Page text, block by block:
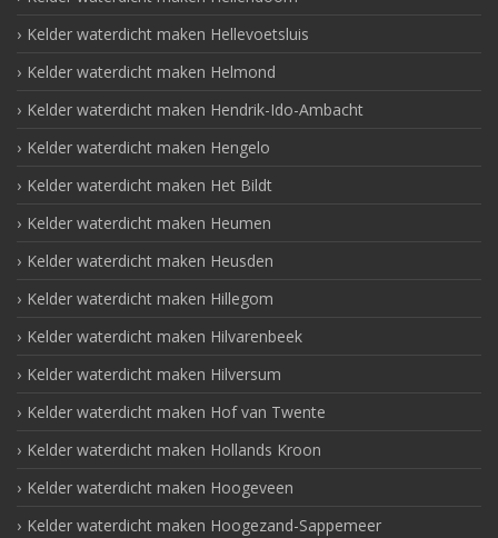
Kelder waterdicht maken Hellevoetsluis
Kelder waterdicht maken Helmond
Kelder waterdicht maken Hendrik-Ido-Ambacht
Kelder waterdicht maken Hengelo
Kelder waterdicht maken Het Bildt
Kelder waterdicht maken Heumen
Kelder waterdicht maken Heusden
Kelder waterdicht maken Hillegom
Kelder waterdicht maken Hilvarenbeek
Kelder waterdicht maken Hilversum
Kelder waterdicht maken Hof van Twente
Kelder waterdicht maken Hollands Kroon
Kelder waterdicht maken Hoogeveen
Kelder waterdicht maken Hoogezand-Sappemeer